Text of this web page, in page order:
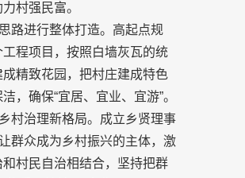
村强民富。
路进行整体打造。高起点规
程项目，按照白墙灰瓦的统
精致花园，把村庄建成特色
，确保“宜居、宜业、宜游”。
村治理新格局。成立乡贤理事
群众成为乡村振兴的主体，激
村民自治相结合，坚持把群